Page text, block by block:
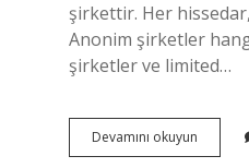
şirkettir. Her
Anonim şirketler
şirketler ve limited…
Devamını okuyun
Şirketler